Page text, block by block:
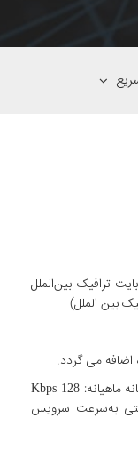
کل دوره: 300 گیگابایت ترافیک بین‌الملل
سرعت پس از اتمام ترافیک مصرف منصفانه ماهیانه: Kbps 128
به‌سرعت سرویس